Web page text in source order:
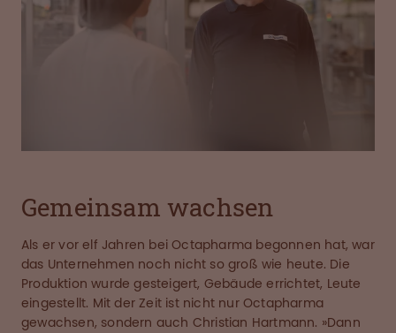
Gemeinsam wachsen
Als er vor elf Jahren bei Octapharma begonnen hat, war
das Unternehmen noch nicht so groß wie heute. Die
Produktion wurde gesteigert, Gebäude errichtet, Leute
eingestellt. Mit der Zeit ist nicht nur Octapharma
gewachsen, sondern auch Christian Hartmann. »Dann